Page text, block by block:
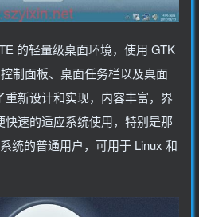
的轻量级桌面环境，使用 GTK
制面板、桌面任务栏以及桌面
新设计和实现，内容丰富，界
速的适应系统使用，特别是那
统的普通用户，可用于 Linux 和